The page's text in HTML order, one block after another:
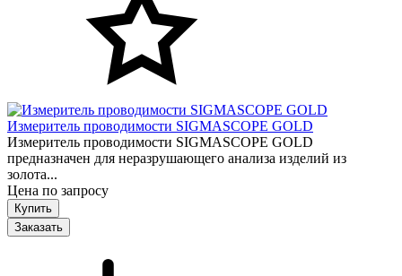
Измеритель проводимости SIGMASCOPE GOLD
Измеритель проводимости SIGMASCOPE GOLD
предназначен для неразрушающего анализа изделий из
золота...
Цена по запросу
Заказать